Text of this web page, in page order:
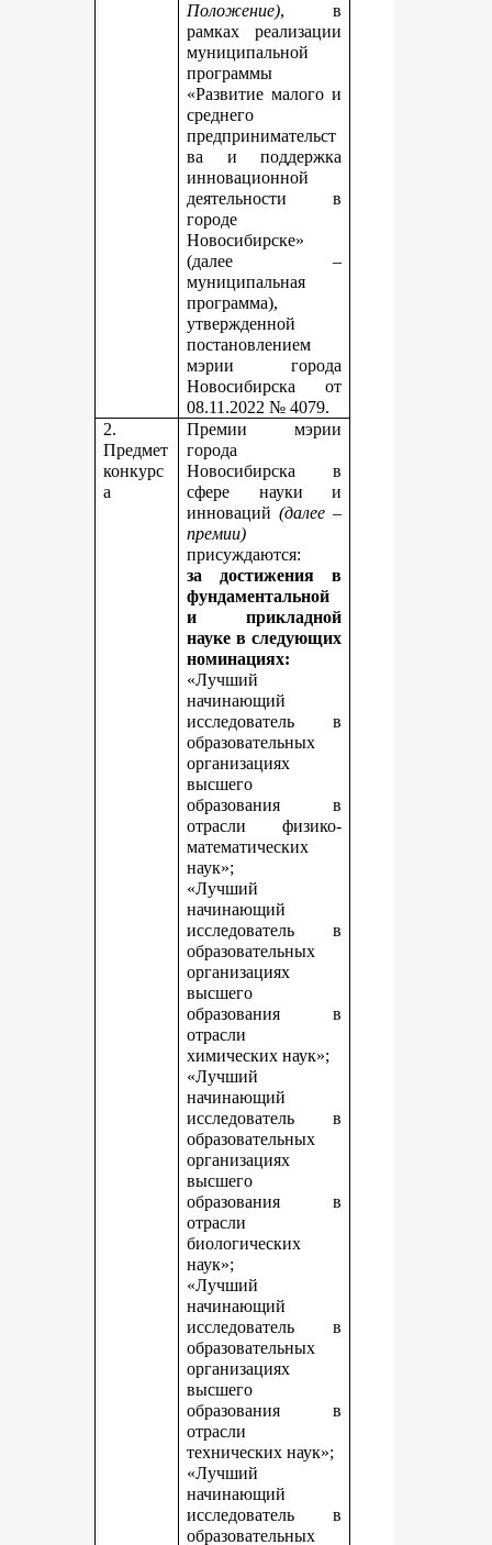
Положение), в
рамках реализации
муниципальной
программы
«Развитие малого и
среднего
предпринимательст
ва и поддержка
инновационной
деятельности в
городе
Новосибирске»
(далее –
муниципальная
программа),
утвержденной
постановлением
мэрии города
Новосибирска от
08.11.2022 № 4079.
2.
Предмет
конкурс
а
Премии мэрии
города
Новосибирска в
сфере науки и
инноваций(далее –
премии)
присуждаются:
за достижения в
фундаментальной
и прикладной
наукев следующих
номинациях:
«Лучший
начинающий
исследователь в
образовательных
организациях
высшего
образования в
отрасли физико-
математических
наук»;
«Лучший
начинающий
исследователь в
образовательных
организациях
высшего
образования в
отрасли
химических наук»;
«Лучший
начинающий
исследователь в
образовательных
организациях
высшего
образования в
отрасли
биологических
наук»;
«Лучший
начинающий
исследователь в
образовательных
организациях
высшего
образования в
отрасли
технических наук»;
«Лучший
начинающий
исследователь в
образовательных